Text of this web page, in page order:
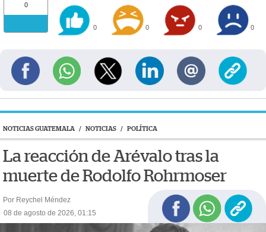
0
0 0 0 0
NOTICIAS GUATEMALA / NOTICIAS / POLÍTICA
La reacción de Arévalo tras la
muerte de Rodolfo Rohrmoser
Por Reychel Méndez
08 de agosto de 2026, 01:15